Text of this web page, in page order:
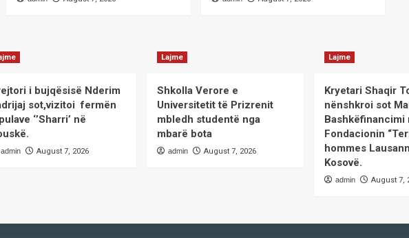
i bujqësisë Nderim
sot,vizitoi fermën
‘’Sharri’ në
admin August 7, 2026
Lajme
Shkolla Verore e
Universitetit të Prizrenit
mbledh studentë nga
mbarë bota
admin August 7, 2026
Lajme
Kryetari Shaqir
nënshkroi sot
Bashkëfinancimi
Fondacionin
hommes
Kosovë.
admin August 7,